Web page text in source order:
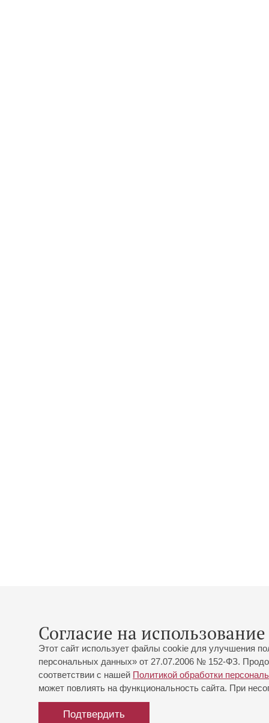
Согласие на
Этот сайт использует файлы cookie для улучшения
персональных данных» от 27.07.2006 № 152-ФЗ.
соответствии с нашей Политикой обработки
может повлиять на функциональность сайта. При
Подтвердить